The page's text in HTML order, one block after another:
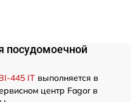
посудомоечной
445 IT выполняется в
центр Fagor в